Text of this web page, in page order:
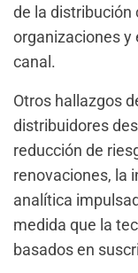
de la
organizaciones y
canal.
Otros hallazgos
distribuidores
reducción de
renovaciones, la
analítica
medida que la
basados en